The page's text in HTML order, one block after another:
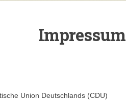
Impressum
Union Deutschlands (CDU)